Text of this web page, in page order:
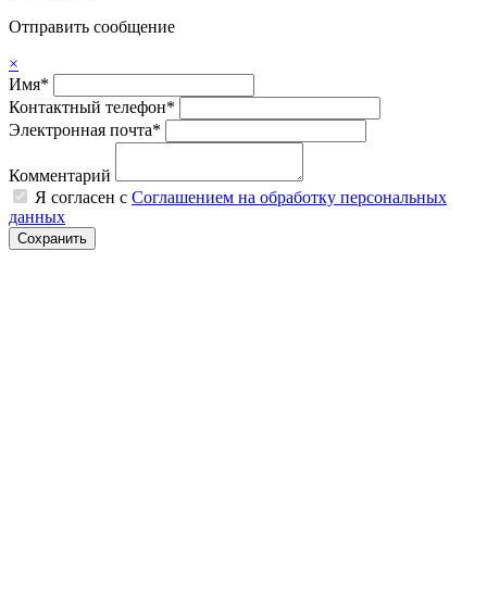
Отправить сообщение
×
Имя*
Контактный телефон*
Электронная почта*
Комментарий
Я согласен с Соглашением на обработку персональных
данных